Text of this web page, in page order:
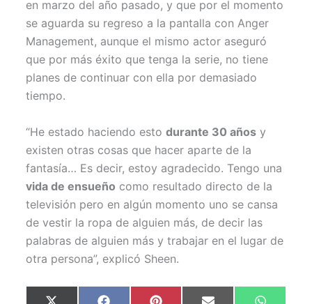
en marzo del año pasado, y que por el momento
se aguarda su regreso a la pantalla con Anger
Management, aunque el mismo actor aseguró
que por más éxito que tenga la serie, no tiene
planes de continuar con ella por demasiado
tiempo.
“He estado haciendo estodurante 30 años y
existen otras cosas que hacer aparte de la
fantasía… Es decir, estoy agradecido. Tengo una
vida de ensueño como resultado directo de la
televisión pero en algún momento uno se cansa
de vestir la ropa de alguien más, de decir las
palabras de alguien más y trabajar en el lugar de
otra persona”, explicó Sheen.